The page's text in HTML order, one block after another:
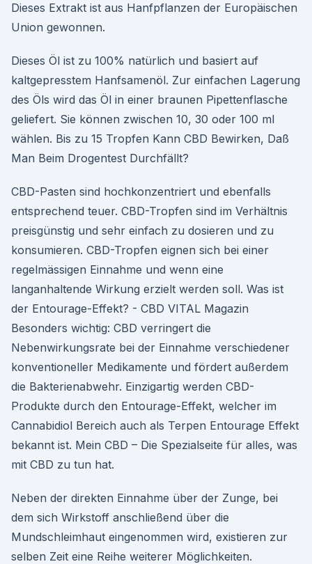
Dieses Extrakt ist aus Hanfpflanzen der Europäischen
Union gewonnen.
Dieses Öl ist zu 100% natürlich und basiert auf
kaltgepresstem Hanfsamenöl. Zur einfachen Lagerung
des Öls wird das Öl in einer braunen Pipettenflasche
geliefert. Sie können zwischen 10, 30 oder 100 ml
wählen. Bis zu 15 Tropfen Kann CBD Bewirken, Daß
Man Beim Drogentest Durchfällt?
CBD-Pasten sind hochkonzentriert und ebenfalls
entsprechend teuer. CBD-Tropfen sind im Verhältnis
preisgünstig und sehr einfach zu dosieren und zu
konsumieren. CBD-Tropfen eignen sich bei einer
regelmässigen Einnahme und wenn eine
langanhaltende Wirkung erzielt werden soll. Was ist
der Entourage-Effekt? - CBD VITAL Magazin
Besonders wichtig: CBD verringert die
Nebenwirkungsrate bei der Einnahme verschiedener
konventioneller Medikamente und fördert außerdem
die Bakterienabwehr. Einzigartig werden CBD-
Produkte durch den Entourage-Effekt, welcher im
Cannabidiol Bereich auch als Terpen Entourage Effekt
bekannt ist. Mein CBD – Die Spezialseite für alles, was
mit CBD zu tun hat.
Neben der direkten Einnahme über der Zunge, bei
dem sich Wirkstoff anschließend über die
Mundschleimhaut eingenommen wird, existieren zur
selben Zeit eine Reihe weiterer Möglichkeiten.